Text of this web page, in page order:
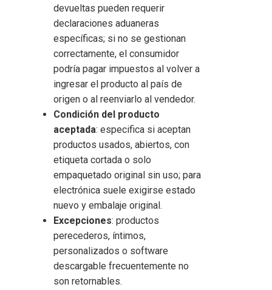
devueltas pueden requerir
declaraciones aduaneras
específicas; si no se gestionan
correctamente, el consumidor
podría pagar impuestos al volver a
ingresar el producto al país de
origen o al reenviarlo al vendedor.
Condición del producto
aceptada: especifica si aceptan
productos usados, abiertos, con
etiqueta cortada o solo
empaquetado original sin uso; para
electrónica suele exigirse estado
nuevo y embalaje original.
Excepciones: productos
perecederos, íntimos,
personalizados o software
descargable frecuentemente no
son retornables.